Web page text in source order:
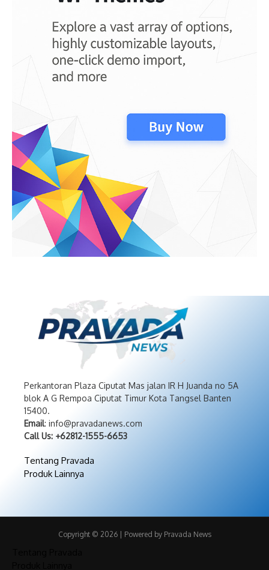
Perkantoran Plaza Ciputat Mas jalan IR H Juanda no 5A
blok A G Rempoa Ciputat Timur Kota Tangsel Banten
15400.
Email: info@pravadanews.com
Call Us: +62812-1555-6653
Tentang Pravada
Produk Lainnya
Copyright © 2026 | Powered by Pravada News